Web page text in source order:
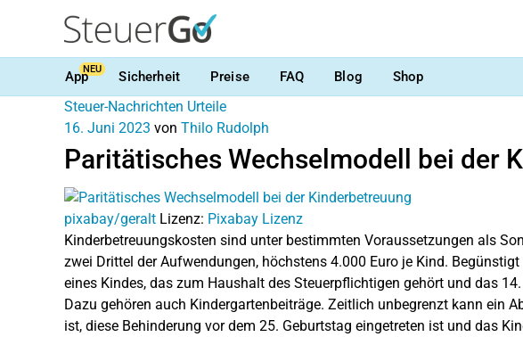
AppNEU Sicherheit Preise FAQ Blog Shop
Steuer-Nachrichten Urteile
16. Juni 2023 von Thilo Rudolph
Paritätisches Wechselmodell bei der
pixabay/geralt Lizenz: Pixabay Lizenz
Kinderbetreuungskosten sind unter bestimmten Voraussetzungen als
zwei Drittel der Aufwendungen, höchstens 4.000 Euro je Kind.
eines Kindes, das zum Haushalt des Steuerpflichtigen gehört und das
Dazu gehören auch Kindergartenbeiträge. Zeitlich unbegrenzt kann ein
ist, diese Behinderung vor dem 25. Geburtstag eingetreten ist und das